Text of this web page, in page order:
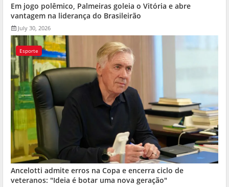
Em jogo polêmico, Palmeiras goleia o Vitória e abre
vantagem na liderança do Brasileirão
July 30, 2026
Esporte
Ancelotti admite erros na Copa e encerra ciclo de
veteranos: "Ideia é botar uma nova geração"